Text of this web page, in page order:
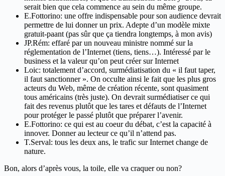
serait bien que cela commence au sein du même groupe.
E.Fottorino: une offre indispensable pour son audience devrait
permettre de lui donner un prix. Adepte d’un modèle mixte
gratuit-paant (pas sûr que ça tiendra longtemps, à mon avis)
JP.Rém: effaré par un nouveau ministre nommé sur la
réglementation de l’Internet (tiens, tiens…). Intéressé par le
business et la valeur qu’on peut créer sur Internet
Loic: totalement d’accord, surmédiatisation du « il faut taper,
il faut sanctionner ». On occulte ainsi le fait que les plus gros
acteurs du Web, même de création récente, sont quasiment
tous américains (très juste). On devrait surmédiatiser ce qui
fait des revenus plutôt que les tares et défauts de l’Internet
pour protéger le passé plutôt que préparer l’avenir.
E.Fottorino: ce qui est au coeur du débat, c’est la capacité à
innover. Donner au lecteur ce qu’il n’attend pas.
T.Serval: tous les deux ans, le trafic sur Internet change de
nature.
Bon, alors d’après vous, la toile, elle va craquer ou non?